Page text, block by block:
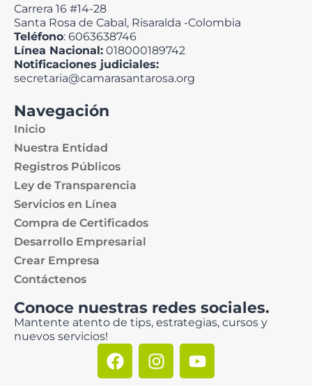
Carrera 16 #14-28
Santa Rosa de Cabal, Risaralda -Colombia
Teléfono: 6063638746
Línea Nacional: 018000189742
Notificaciones judiciales:
secretaria@camarasantarosa.org
Navegación
Inicio
Nuestra Entidad
Registros Públicos
Ley de Transparencia
Servicios en Línea
Compra de Certificados
Desarrollo Empresarial
Crear Empresa
Contáctenos
Conoce nuestras redes sociales.
Mantente atento de tips, estrategias, cursos y
nuevos servicios!